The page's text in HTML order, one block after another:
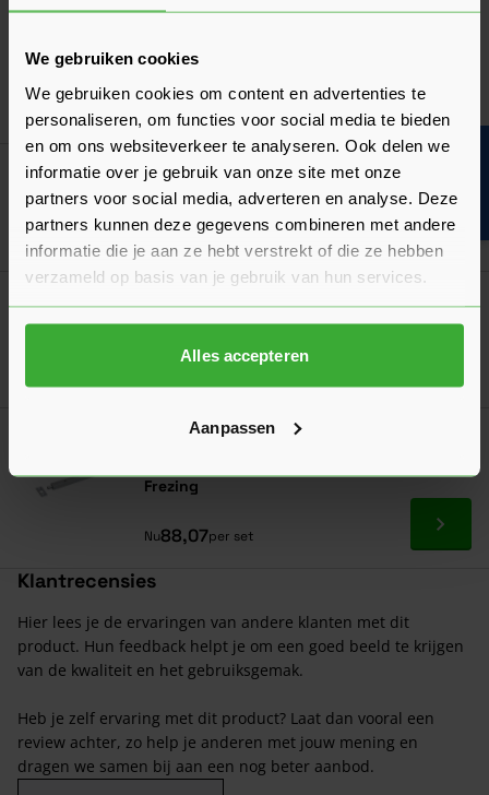
We gebruiken cookies
We gebruiken cookies om content en advertenties te
personaliseren, om functies voor social media te bieden
en om ons websiteverkeer te analyseren. Ook delen we
informatie over je gebruik van onze site met onze
partners voor social media, adverteren en analyse. Deze
partners kunnen deze gegevens combineren met andere
informatie die je aan ze hebt verstrekt of die ze hebben
verzameld op basis van je gebruik van hun services.
Alles accepteren
Aanpassen
Skantrae Paumellescharnier 80x80 mm
Verkrijgbaar in 2 varianten
12,88 per stuk
Skantrae SlimSeries Aanslaglat Draaideuren
32,76 per set Ga
Skantrae Deurkruk Plano
Verkrijgbaar in 2 varianten
Let op: Alleen te koop i.c.m. Skantrae deuren!
Frezing
Nu88,07per set Ga
Klantrecensies
Hier lees je de ervaringen van andere klanten met dit
product. Hun feedback helpt je om een goed beeld te krijgen
van de kwaliteit en het gebruiksgemak.
Heb je zelf ervaring met dit product? Laat dan vooral een
review achter, zo help je anderen met jouw mening en
dragen we samen bij aan een nog beter aanbod.